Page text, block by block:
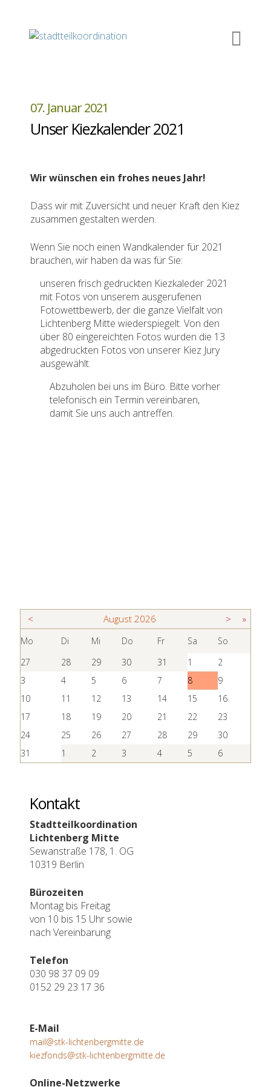
07. Januar 2021
Unser Kiezkalender 2021
Wir wünschen ein frohes neues Jahr!
Dass wir mit Zuversicht und neuer Kraft den Kiez
zusammen gestalten werden.
Wenn Sie noch einen Wandkalender für 2021
brauchen, wir haben da was für Sie:
unseren frisch gedruckten Kiezkaleder 2021
mit Fotos von unserem ausgerufenen
Fotowettbewerb, der die ganze Vielfalt von
Lichtenberg Mitte wiederspiegelt. Von den
über 80 eingereichten Fotos wurden die 13
abgedruckten Fotos von unserer Kiez Jury
ausgewählt.
Abzuholen bei uns im Büro. Bitte vorher
telefonisch ein Termin vereinbaren,
damit Sie uns auch antreffen.
< August 2026 > »
Mo Di Mi Do Fr Sa
So
27
28 29 30 31 1
2
3
4 5 6 7 8
9
10
11 12 13 14 15
16
17
18 19 20 21 22
23
24
25 26 27 28 29
30
31
1 2 3 4 5 6
Kontakt
Stadtteilkoordination
Lichtenberg Mitte
Sewanstraße 178, 1. OG
10319 Berlin
Bürozeiten
Montag bis Freitag
von 10 bis 15 Uhr sowie
nach Vereinbarung
Telefon
030 98 37 09 09
0152 29 23 17 36
E-Mail
mail@stk-lichtenbergmitte.de
kiezfonds@stk-lichtenbergmitte.de
Online-Netzwerke